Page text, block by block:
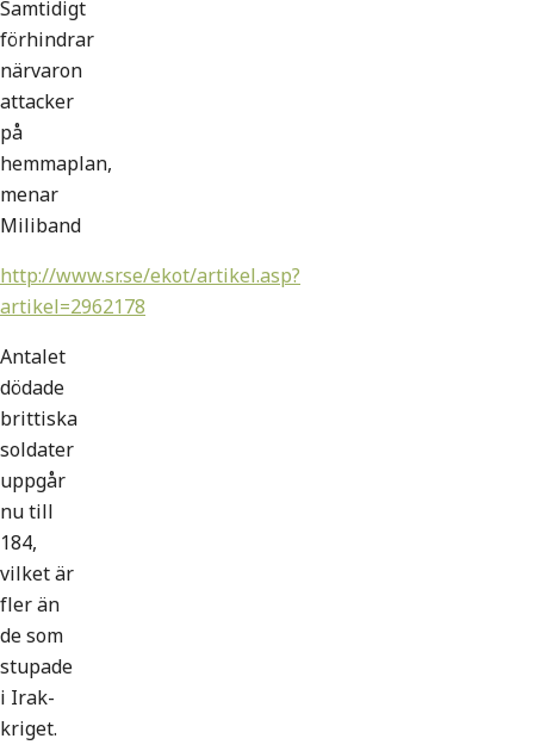
Samtidigt
förhindrar
närvaron
attacker
på
hemmaplan,
menar
Miliband
http://www.sr.se/ekot/artikel.asp?
artikel=2962178
Antalet
dödade
brittiska
soldater
uppgår
nu till
184,
vilket är
fler än
de som
stupade
i Irak-
kriget.